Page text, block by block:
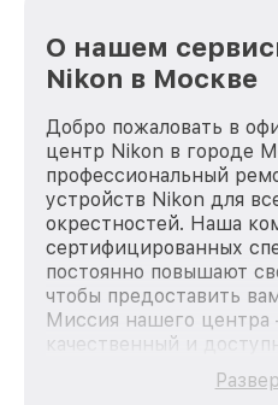
О нашем
Nikon в Москве
Добро пожаловать в
центр Nikon в городе
профессиональный
устройств Nikon для
окрестностей. Наша
сертифицированных
постоянно повышают
чтобы предоставить
Миссия нашего центра
качественный и
каждого пользователя
зависимости от